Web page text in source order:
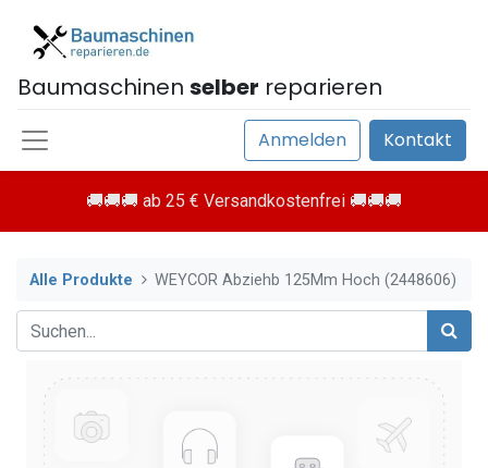
Baumaschinen selber reparieren
Anmelden Kontakt
🚚🚚🚚 ab 25 € Versandkostenfrei 🚚🚚🚚
Alle Produkte WEYCOR Abziehb 125Mm Hoch (2448606)